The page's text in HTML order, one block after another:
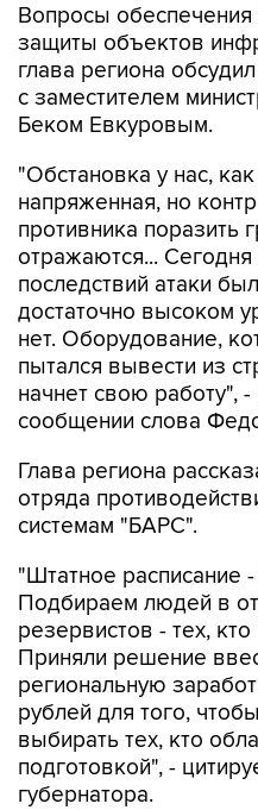
Вопросы обеспечения
защиты объектов
глава региона
с заместителем
Беком Евкуровым.
"Обстановка у нас,
напряженная, но
противника поразить
отражаются...
последствий атаки
достаточно высоком
нет. Оборудование,
пытался вывести из
начнет свою работу",
сообщении слова
Глава региона
отряда
системам "БАРС".
"Штатное расписание
Подбираем людей в
резервистов - тех,
Приняли решение
региональную
рублей для того,
выбирать тех, кто
подготовкой", -
губернатора.